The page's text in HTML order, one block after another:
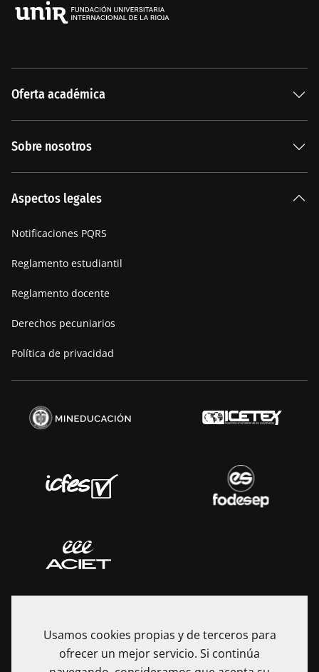
Oferta académica
Sobre nosotros
Manifiesto
Aspectos legales
Notificaciones PQRS
Reglamento estudiantil
Reglamento docente
Derechos pecuniarios
Política de privacidad
La Fundación Universitaria Internacional de La Rioja - UNIR es
Usamos cookies propias y de terceros para
ofrecer un mejor servicio. Si continúa